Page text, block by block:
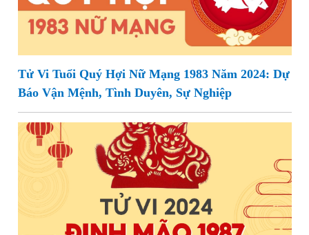
Tử Vi Tuổi Quý Hợi Nữ Mạng 1983 Năm 2024: Dự
Báo Vận Mệnh, Tình Duyên, Sự Nghiệp